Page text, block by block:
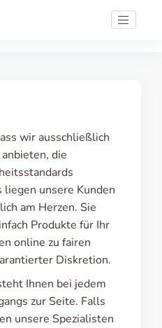
wir ausschließlich
die
liegen unsere Kunden
am Herzen. Sie
Produkte für Ihr
online zu fairen
Diskretion.
Ihnen bei jedem
zur Seite. Falls
unsere Spezialisten